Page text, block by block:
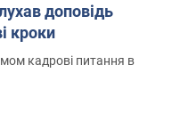
доповідь
кроки
кадрові питання в